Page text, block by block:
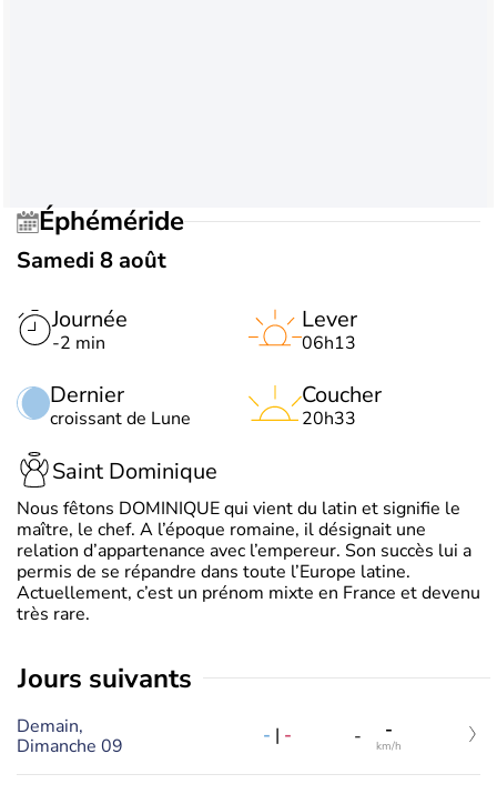
Éphéméride
Samedi 8 août
Journée
-2 min
Dernier
croissant de Lune
Lever
06h13
Coucher
20h33
Saint Dominique
Nous fêtons DOMINIQUE qui vient du latin et signifie le
maître, le chef. A l’époque romaine, il désignait une
relation d’appartenance avec l’empereur. Son succès lui a
permis de se répandre dans toute l’Europe latine.
Actuellement, c’est un prénom mixte en France et devenu
très rare.
jours suivants
Demain,
Dimanche 09
- | - - -
km/h